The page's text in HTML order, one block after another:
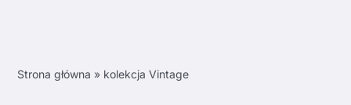
Strona główna » kolekcja Vintage